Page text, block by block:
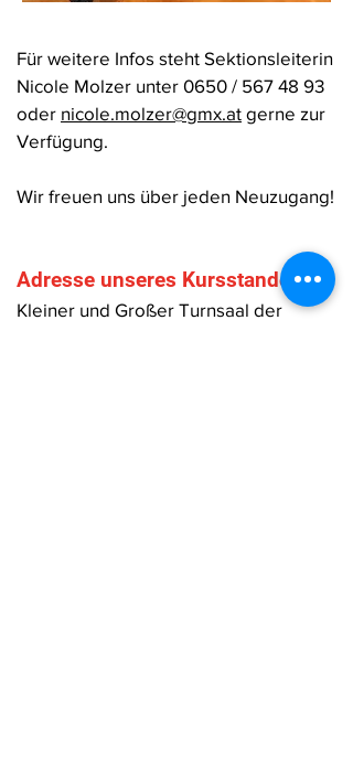
Für weitere Infos steht Sektionsleiterin
Nicole Molzer unter 0650 / 567 48 93
oder nicole.molzer@gmx.at gerne zur
Verfügung.
Wir freuen uns über jeden Neuzugang!
Adresse unseres Kursstandorts:
Kleiner und Großer Turnsaal der